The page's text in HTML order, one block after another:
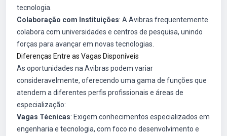
tecnologia.
Colaboração com Instituições: A Avibras frequentemente
colabora com universidades e centros de pesquisa, unindo
forças para avançar em novas tecnologias.
Diferenças Entre as Vagas Disponíveis
As oportunidades na Avibras podem variar
consideravelmente, oferecendo uma gama de funções que
atendem a diferentes perfis profissionais e áreas de
especialização:
Vagas Técnicas: Exigem conhecimentos especializados em
engenharia e tecnologia, com foco no desenvolvimento e